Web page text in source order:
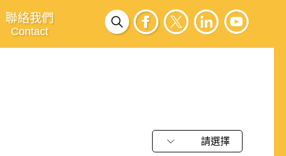
聯絡我們
Contact
請選擇